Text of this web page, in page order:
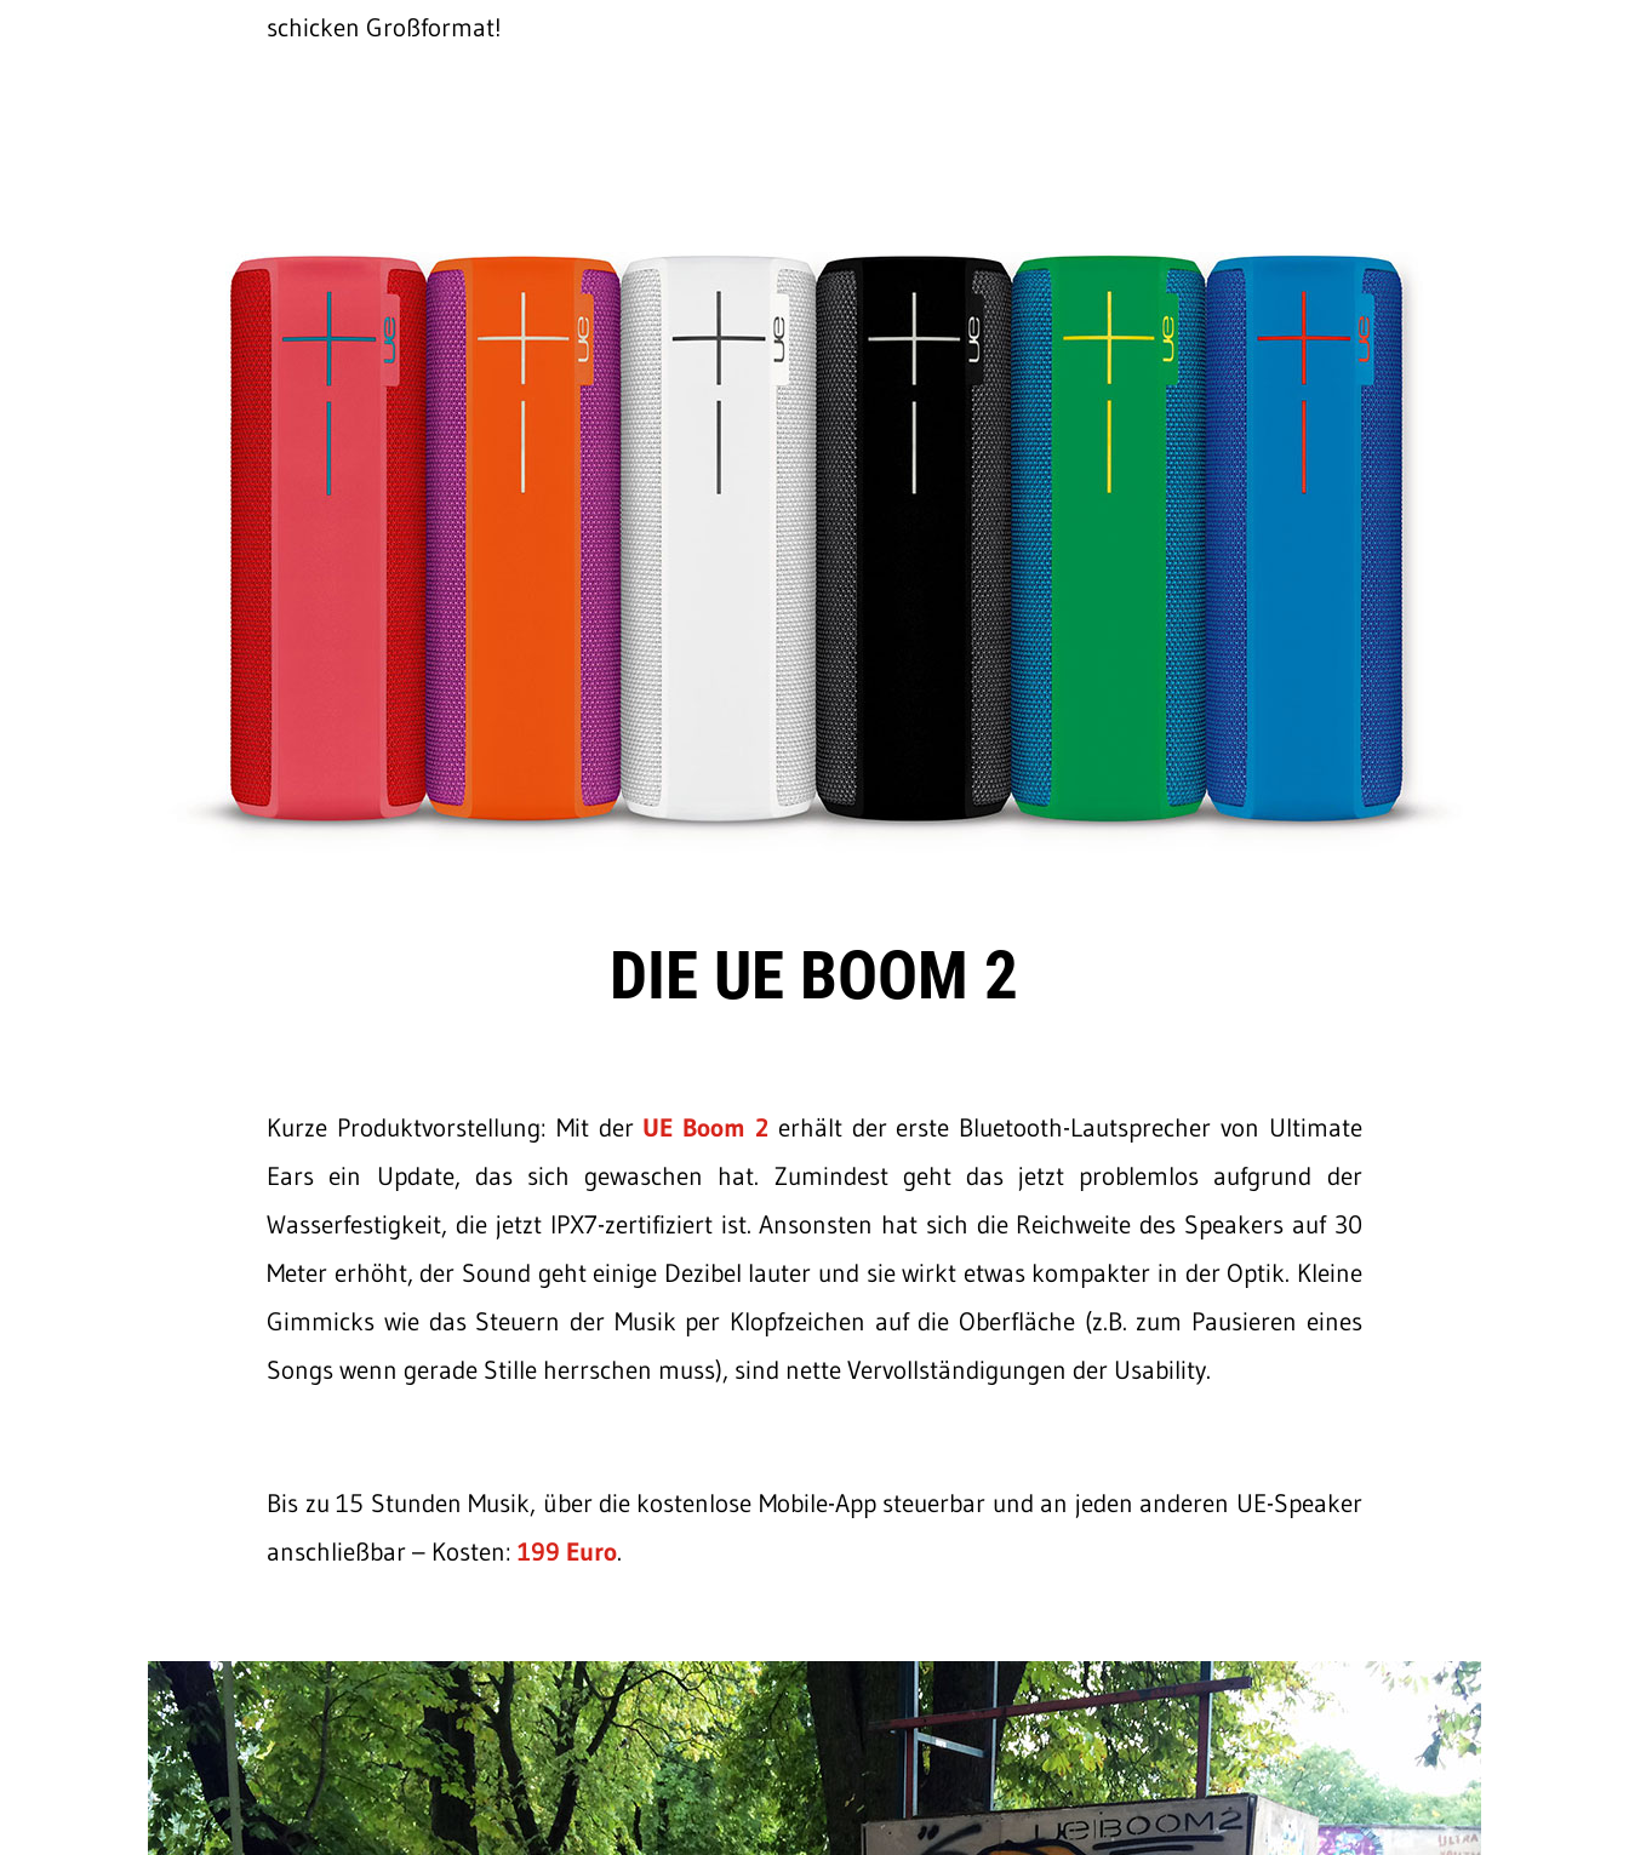
schicken Großformat!
DIE UE BOOM 2
Kurze Produktvorstellung: Mit der UE Boom 2 erhält der erste Bluetooth-Lautsprecher von Ultimate
Ears ein Update, das sich gewaschen hat. Zumindest geht das jetzt problemlos aufgrund der
Wasserfestigkeit, die jetzt IPX7-zertifiziert ist. Ansonsten hat sich die Reichweite des Speakers auf 30
Meter erhöht, der Sound geht einige Dezibel lauter und sie wirkt etwas kompakter in der Optik. Kleine
Gimmicks wie das Steuern der Musik per Klopfzeichen auf die Oberfläche (z.B. zum Pausieren eines
Songs wenn gerade Stille herrschen muss), sind nette Vervollständigungen der Usability.
Bis zu 15 Stunden Musik, über die kostenlose Mobile-App steuerbar und an jeden anderen UE-Speaker
anschließbar – Kosten:199 Euro.